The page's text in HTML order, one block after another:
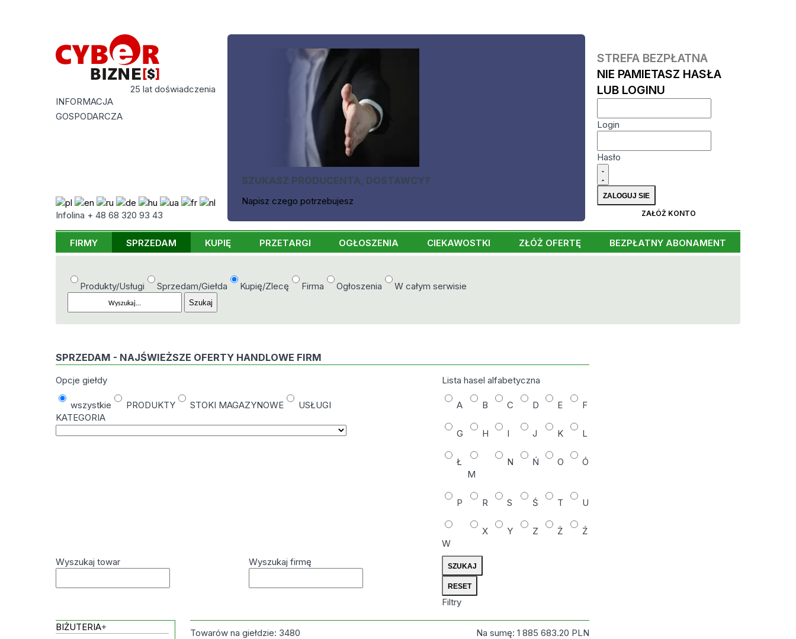
25 lat doświadczenia
INFORMACJA
GOSPODARCZA
Infolina + 48 68 320 93 43
SZUKASZ PRODUCENTA, DOSTAWCY?
Napisz czego potrzebujesz
STREFA BEZPŁATNA
NIE PAMIETASZ HASŁA
LUB LOGINU
Login
Hasło
ZAŁÓŻ KONTO
FIRMY SPRZEDAM KUPIĘ PRZETARGI OGŁOSZENIA CIEKAWOSTKI ZŁÓŻ OFERTĘ BEZPŁATNY ABONAMENT
Produkty/Usługi Sprzedam/Giełda Kupię/Zlecę Firma Ogłoszenia W całym serwisie
SPRZEDAM - NAJŚWIEŻSZE OFERTY HANDLOWE FIRM
Opcje giełdy
wszystkie PRODUKTY STOKI MAGAZYNOWE
USŁUGI
KATEGORIA
Lista hasel alfabetyczna
A B C D E F
G H I J K L
Ł
M
N Ń O Ó
P R S Ś T U
W
X Y Z Ż Ź
Wyszukaj towar Wyszukaj firmę
Filtry
BIŻUTERIA+
Towarów na giełdzie: 3480 Na sumę: 1 885 683.20 PLN